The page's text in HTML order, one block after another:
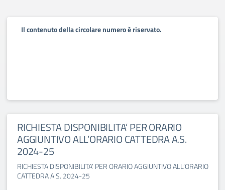
Il contenuto della circolare numero è riservato.
RICHIESTA DISPONIBILITA’ PER ORARIO
AGGIUNTIVO ALL’ORARIO CATTEDRA A.S.
2024-25
RICHIESTA DISPONIBILITA’ PER ORARIO AGGIUNTIVO ALL’ORARIO
CATTEDRA A.S. 2024-25